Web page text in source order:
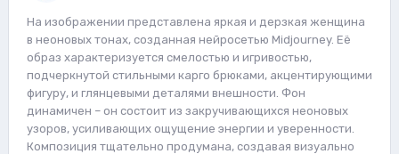
На изображении представлена яркая и дерзкая женщина
в неоновых тонах, созданная нейросетью Midjourney. Её
образ характеризуется смелостью и игривостью,
подчеркнутой стильными карго брюками, акцентирующими
фигуру, и глянцевыми деталями внешности. Фон
динамичен – он состоит из закручивающихся неоновых
узоров, усиливающих ощущение энергии и уверенности.
Композиция тщательно продумана, создавая визуально